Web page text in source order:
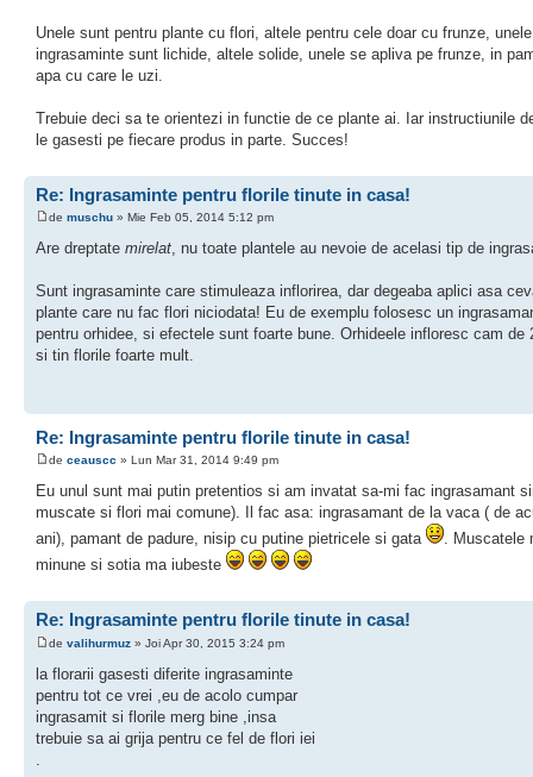
Unele sunt pentru plante cu flori, altele pentru cele doar cu frunze, unele
ingrasaminte sunt lichide, altele solide, unele se apliva pe frunze, in
apa cu care le uzi.
Trebuie deci sa te orientezi in functie de ce plante ai. Iar instructiunile
le gasesti pe fiecare produs in parte. Succes!
Re: Ingrasaminte pentru florile tinute in casa!
de muschu » Mie Feb 05, 2014 5:12 pm
Are dreptate mirelat, nu toate plantele au nevoie de acelasi tip de
Sunt ingrasaminte care stimuleaza inflorirea, dar degeaba aplici asa
plante care nu fac flori niciodata! Eu de exemplu folosesc un
pentru orhidee, si efectele sunt foarte bune. Orhideele infloresc cam de
si tin florile foarte mult.
Re: Ingrasaminte pentru florile tinute in casa!
de ceauscc » Lun Mar 31, 2014 9:49 pm
Eu unul sunt mai putin pretentios si am invatat sa-mi fac ingrasamant
muscate si flori mai comune). Il fac asa: ingrasamant de la vaca ( de
ani), pamant de padure, nisip cu putine pietricele si gata
. Muscatele
minune si sotia ma iubeste
Re: Ingrasaminte pentru florile tinute in casa!
de valihurmuz » Joi Apr 30, 2015 3:24 pm
la florarii gasesti diferite ingrasaminte
pentru tot ce vrei ,eu de acolo cumpar
ingrasamit si florile merg bine ,insa
trebuie sa ai grija pentru ce fel de flori iei